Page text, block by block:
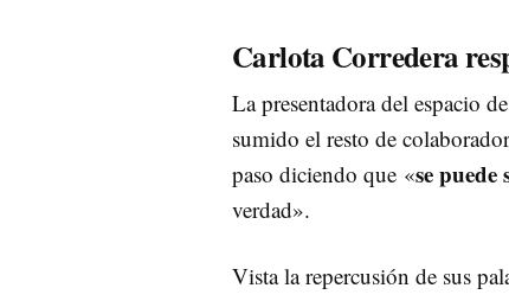
Carlota Corredera
La presentadora del espacio de
sumido el resto de
paso diciendo que «se
verdad».
Vista la repercusión de sus